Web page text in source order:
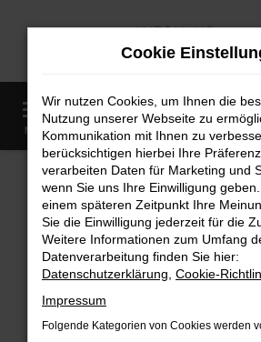
Zum
MENÜ
Startseite Fahrzeugangebote Fahrzeugmarkt
Fehler: Network
Beim Laden ist ein Fehler
Hier sind ein paar Tipps, die dir
Cookie
Wir nutzen Cookies, um Ihnen die
Nutzung unserer Webseite zu
Kommunikation mit Ihnen zu
berücksichtigen hierbei Ihre
verarbeiten Daten für Marketing und
wenn Sie uns Ihre Einwilligung
einem späteren Zeitpunkt Ihre
Sie die Einwilligung jederzeit für die
Weitere Informationen zum Umfang
Datenverarbeitung finden Sie hier:
Datenschutzerklärung Cookie-
Impressum
Folgende Kategorien von Cookies werden